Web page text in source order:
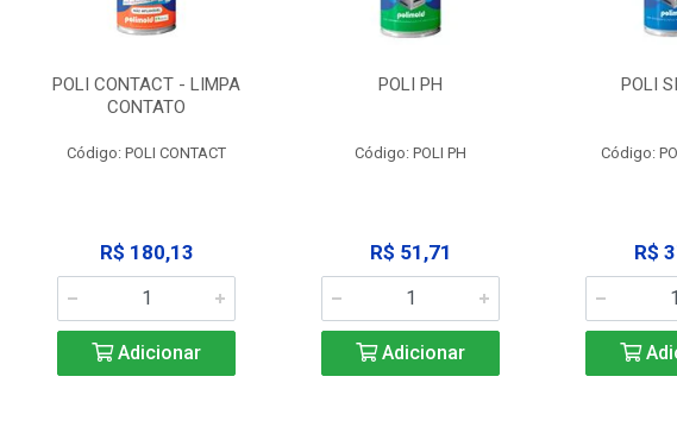
POLI CONTACT - LIMPA
CONTATO
Código: POLI CONTACT
R$ 180,13
Adicionar
POLI PH
Código: POLI PH
R$ 51,71
Adicionar
POLI
Código:
R$